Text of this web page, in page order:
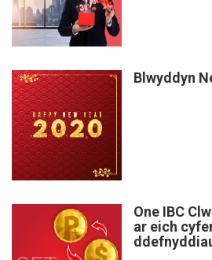
Blwyddyn
One IBC
ar eich